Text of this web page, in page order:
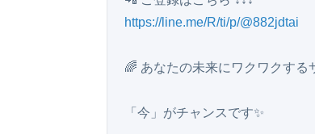
https://line.me/R/ti/p/@882jdtai
🌈 あなたの未来にワクワクする
「今」がチャンスです✨